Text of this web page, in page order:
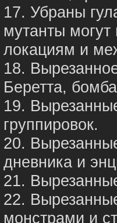
17. Убраны
мутанты
локациям и
18.
Беретта,
19.
группировок.
20.
дневника и
21.
22.
монстрами и